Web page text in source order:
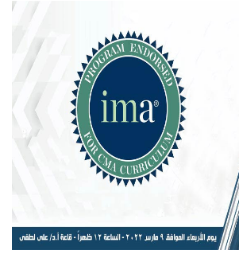
الأنظمة الذكية
الإعلام
تواصل معنا
الطلاب
الدراسات العليا